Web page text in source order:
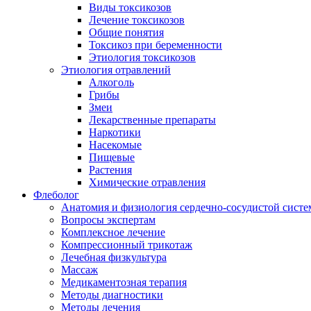
Виды токсикозов
Лечение токсикозов
Общие понятия
Токсикоз при беременности
Этиология токсикозов
Этиология отравлений
Алкоголь
Грибы
Змеи
Лекарственные препараты
Наркотики
Насекомые
Пищевые
Растения
Химические отравления
Флеболог
Анатомия и физиология сердечно-сосудистой
Вопросы экспертам
Комплексное лечение
Компрессионный трикотаж
Лечебная физкультура
Массаж
Медикаментозная терапия
Методы диагностики
Методы лечения